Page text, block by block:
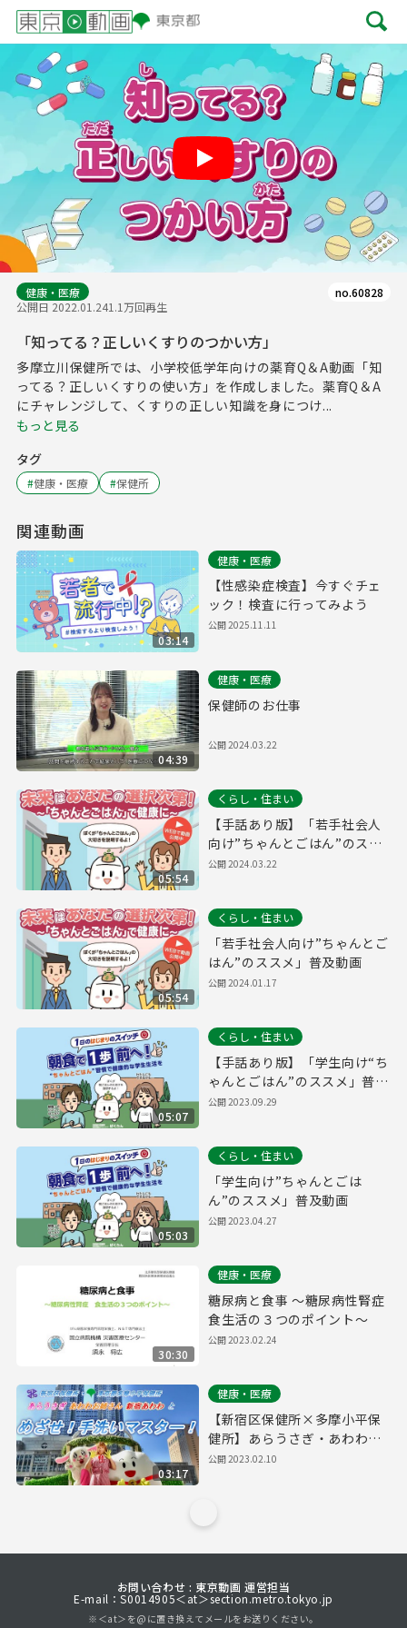
Play
健康・医療
公開日 2022.01.241.1万回再生
no.60828
「知ってる？正しいくすりのつかい方」
多摩立川保健所では、小学校低学年向けの薬育Q＆A動画「知
ってる？正しいくすりの使い方」を作成しました。薬育Q＆A
にチャレンジして、くすりの正しい知識を身につけ...
もっと見る
タグ
#健康・医療 #保健所
関連動画
03:14
健康・医療
【性感染症検査】今すぐチェ
ック！検査に行ってみよう
公開2025.11.11
04:39
健康・医療
保健師のお仕事
公開2024.03.22
05:54
くらし・住まい
【手話あり版】「若手社会人
向け”ちゃんとごはん”のスス
メ」普及動画
公開2024.03.22
05:54
くらし・住まい
「若手社会人向け”ちゃんとご
はん”のススメ」普及動画
公開2024.01.17
05:07
くらし・住まい
【手話あり版】「学生向け“ち
ゃんとごはん”のススメ」普及
動画
公開2023.09.29
05:03
くらし・住まい
「学生向け”ちゃんとごは
ん”のススメ」普及動画
公開2023.04.27
30:30
健康・医療
糖尿病と食事 ～糖尿病性腎症
食生活の３つのポイント～
公開2023.02.24
03:17
健康・医療
【新宿区保健所×多摩小平保
健所】あらうさぎ・あわわお
姉さん・新宿あわわとめざ
公開2023.02.10
お問い合わせ : 東京動画 運営担当
E-mail：S0014905＜at＞section.metro.tokyo.jp
※＜at＞を@に置き換えてメールをお送りください。